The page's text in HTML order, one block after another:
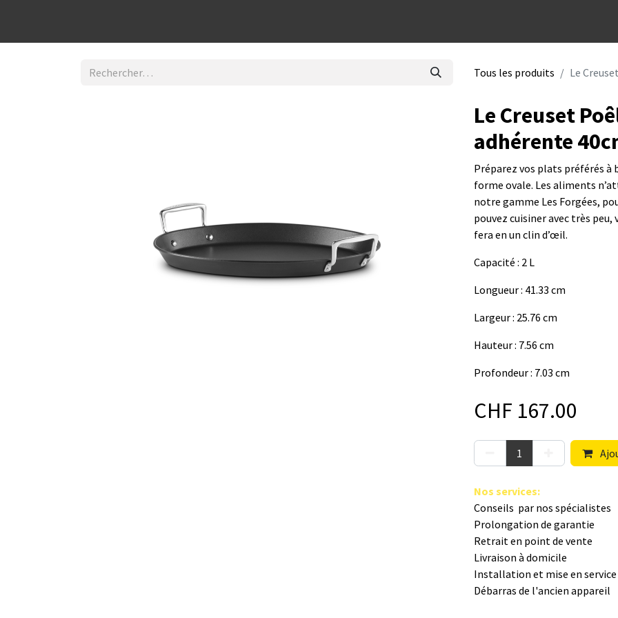
Tous les produits Le
Le Creuset
adhérente
Préparez vos plats préférés à
forme ovale. Les aliments
notre gamme Les Forgées,
pouvez cuisiner avec très
fera en un clin d’œil.
Capacité : 2 L
Longueur : 41.33 cm
Largeur : 25.76 cm
Hauteur : 7.56 cm
Profondeur : 7.03 cm
CHF 167.00
Nos s​ervices:
Conseils par nos spé​cialistes
Prolongation de garantie
Retrait en point de vente
Livraison à domicile
Installation et mise en service
Débarras de l'ancien appareil